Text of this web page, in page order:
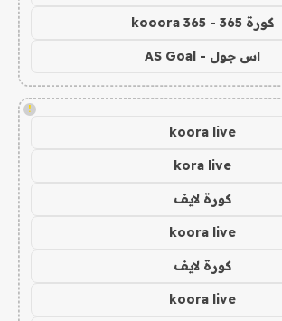
كورة 365 - kooora 365
اس جول - AS Goal
!
koora live
kora live
كورة لايف
koora live
كورة لايف
koora live